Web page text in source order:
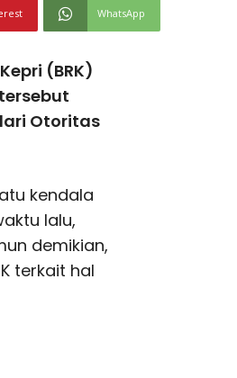
WhatsApp
(BRK)
Otoritas
kendala
lalu,
demikian,
terkait hal